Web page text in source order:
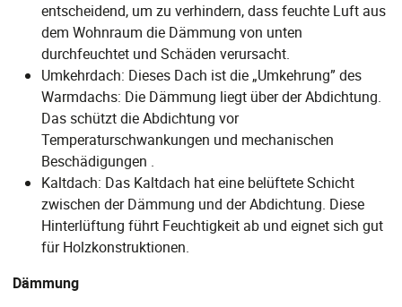
entscheidend, um zu verhindern, dass feuchte Luft aus
dem Wohnraum die Dämmung von unten
durchfeuchtet und Schäden verursacht.
Umkehrdach: Dieses Dach ist die „Umkehrung” des
Warmdachs: Die Dämmung liegt über der Abdichtung.
Das schützt die Abdichtung vor
Temperaturschwankungen und mechanischen
Beschädigungen .
Kaltdach: Das Kaltdach hat eine belüftete Schicht
zwischen der Dämmung und der Abdichtung. Diese
Hinterlüftung führt Feuchtigkeit ab und eignet sich gut
für Holzkonstruktionen.
Dämmung